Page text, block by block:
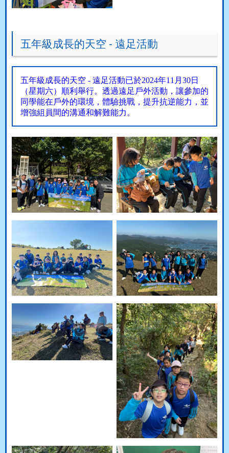
五年級成長的天空 - 遠足活動
五年級成長的天空 - 遠足活動已於2024年11 月 30日
（星期六）順利舉行。透過遠足戶外活動，讓參加的
同學能在戶外的環境，體驗挑戰，提升抗逆能力，並
增強組員間的溝通和解難能力。